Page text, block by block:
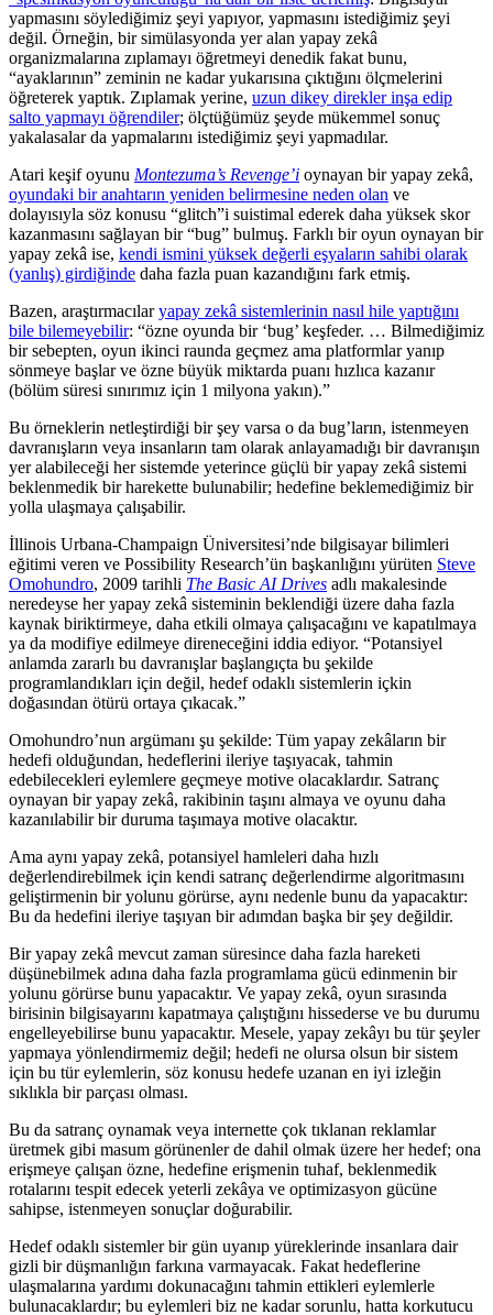
yapmasını söylediğimiz şeyi yapıyor, yapmasını istediğimiz şeyi
değil. Örneğin, bir simülasyonda yer alan yapay zekâ
organizmalarına zıplamayı öğretmeyi denedik fakat bunu,
“ayaklarının” zeminin ne kadar yukarısına çıktığını ölçmelerini
öğreterek yaptık. Zıplamak yerine, uzun dikey direkler inşa edip
salto yapmayı öğrendiler; ölçtüğümüz şeyde mükemmel sonuç
yakalasalar da yapmalarını istediğimiz şeyi yapmadılar.
Atari keşif oyunu Montezuma’s Revenge’i oynayan bir yapay zekâ,
oyundaki bir anahtarın yeniden belirmesine neden olan ve
dolayısıyla söz konusu “glitch”i suistimal ederek daha yüksek skor
kazanmasını sağlayan bir “bug” bulmuş. Farklı bir oyun oynayan bir
yapay zekâ ise, kendi ismini yüksek değerli eşyaların sahibi olarak
(yanlış) girdiğinde daha fazla puan kazandığını fark etmiş.
Bazen, araştırmacılaryapay zekâ sistemlerinin nasıl hile yaptığını
bile bilemeyebilir: “özne oyunda bir ‘bug’ keşfeder. … Bilmediğimiz
bir sebepten, oyun ikinci raunda geçmez ama platformlar yanıp
sönmeye başlar ve özne büyük miktarda puanı hızlıca kazanır
(bölüm süresi sınırımız için 1 milyona yakın).”
Bu örneklerin netleştirdiği bir şey varsa o da bug’ların, istenmeyen
davranışların veya insanların tam olarak anlayamadığı bir davranışın
yer alabileceği her sistemde yeterince güçlü bir yapay zekâ sistemi
beklenmedik bir harekette bulunabilir; hedefine beklemediğimiz bir
yolla ulaşmaya çalışabilir.
İllinois Urbana-Champaign Üniversitesi’nde bilgisayar bilimleri
eğitimi veren ve Possibility Research’ün başkanlığını yürüten Steve
Omohundro, 2009 tarihli The Basic AI Drives adlı makalesinde
neredeyse her yapay zekâ sisteminin beklendiği üzere daha fazla
kaynak biriktirmeye, daha etkili olmaya çalışacağını ve kapatılmaya
ya da modifiye edilmeye direneceğini iddia ediyor. “Potansiyel
anlamda zararlı bu davranışlar başlangıçta bu şekilde
programlandıkları için değil, hedef odaklı sistemlerin içkin
doğasından ötürü ortaya çıkacak.”
Omohundro’nun argümanı şu şekilde: Tüm yapay zekâların bir
hedefi olduğundan, hedeflerini ileriye taşıyacak, tahmin
edebilecekleri eylemlere geçmeye motive olacaklardır. Satranç
oynayan bir yapay zekâ, rakibinin taşını almaya ve oyunu daha
kazanılabilir bir duruma taşımaya motive olacaktır.
Ama aynı yapay zekâ, potansiyel hamleleri daha hızlı
değerlendirebilmek için kendi satranç değerlendirme algoritmasını
geliştirmenin bir yolunu görürse, aynı nedenle bunu da yapacaktır:
Bu da hedefini ileriye taşıyan bir adımdan başka bir şey değildir.
Bir yapay zekâ mevcut zaman süresince daha fazla hareketi
düşünebilmek adına daha fazla programlama gücü edinmenin bir
yolunu görürse bunu yapacaktır. Ve yapay zekâ, oyun sırasında
birisinin bilgisayarını kapatmaya çalıştığını hissederse ve bu durumu
engelleyebilirse bunu yapacaktır. Mesele, yapay zekâyı bu tür şeyler
yapmaya yönlendirmemiz değil; hedefi ne olursa olsun bir sistem
için bu tür eylemlerin, söz konusu hedefe uzanan en iyi izleğin
sıklıkla bir parçası olması.
Bu da satranç oynamak veya internette çok tıklanan reklamlar
üretmek gibi masum görünenler de dahil olmak üzere her hedef; ona
erişmeye çalışan özne, hedefine erişmenin tuhaf, beklenmedik
rotalarını tespit edecek yeterli zekâya ve optimizasyon gücüne
sahipse, istenmeyen sonuçlar doğurabilir.
Hedef odaklı sistemler bir gün uyanıp yüreklerinde insanlara dair
gizli bir düşmanlığın farkına varmayacak. Fakat hedeflerine
ulaşmalarına yardımı dokunacağını tahmin ettikleri eylemlerle
bulunacaklardır; bu eylemleri biz ne kadar sorunlu, hatta korkutucu